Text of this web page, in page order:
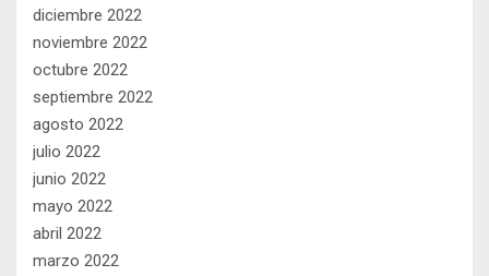
diciembre 2022
noviembre 2022
octubre 2022
septiembre 2022
agosto 2022
julio 2022
junio 2022
mayo 2022
abril 2022
marzo 2022